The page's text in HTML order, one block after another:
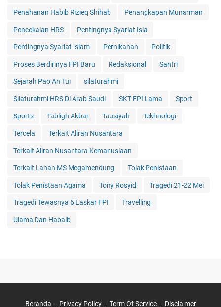
Penahanan Habib Rizieq Shihab Penangkapan Munarman
Pencekalan HRS Pentingnya Syariat Isla
Pentingnya Syariat Islam Pernikahan Politik
Proses Berdirinya FPI Baru Redaksional Santri
Sejarah Pao An Tui silaturahmi
Silaturahmi HRS Di Arab Saudi SKT FPI Lama Sport
Sports Tabligh Akbar Tausiyah Tekhnologi
Tercela Terkait Aliran Nusantara
Terkait Aliran Nusantara Kemanusiaan
Terkait Lahan MS Megamendung Tolak Penistaan
Tolak Penistaan Agama Tony Rosyid Tragedi 21-22 Mei
Tragedi Tewasnya 6 Laskar FPI Travelling
Ulama Dan Habaib
Beranda Privacy Policy Term Of Service Disclaimer